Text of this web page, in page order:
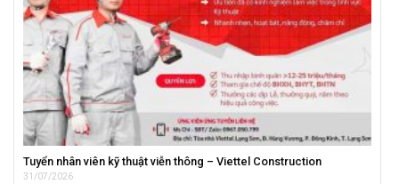
Tuyển nhân viên kỹ thuật viễn thông – Viettel Construction
31/07/2026